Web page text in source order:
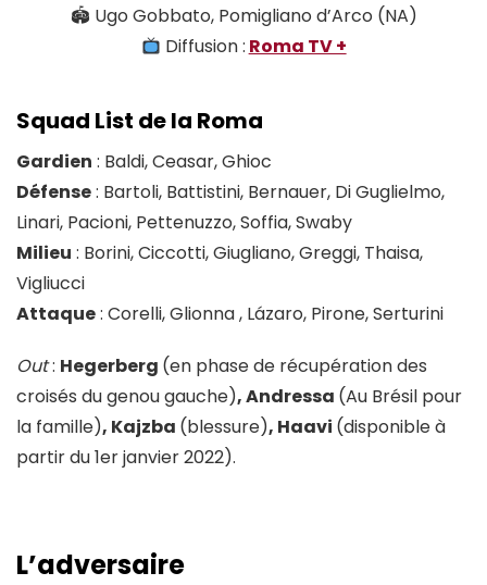
🏟 Ugo Gobbato, Pomigliano d’Arco (NA)
Diffusion : Roma TV +
Squad List de la Roma
Gardien : Baldi, Ceasar, Ghioc
Défense: Bartoli, Battistini, Bernauer, Di Guglielmo,
Linari, Pacioni, Pettenuzzo, Soffia, Swaby
Milieu : Borini, Ciccotti, Giugliano, Greggi, Thaisa,
Vigliucci
Attaque: Corelli, Glionna , Lázaro, Pirone, Serturini
Out: Hegerberg (en phase de récupération des
croisés du genou gauche),Andressa (Au Brésil pour
la famille), Kajzba (blessure), Haavi (disponible à
partir du 1er janvier 2022).
L’adversaire